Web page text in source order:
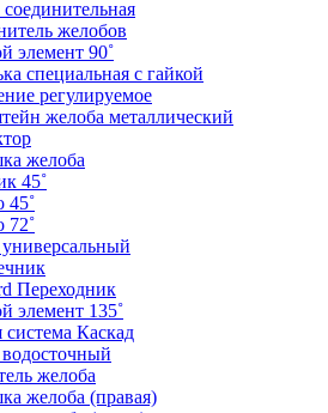
желобов
элемент 90˚
специальная с гайкой
регулируемое
желоба металлический
желоба
45˚
45˚
72˚
Переходник
элемент 135˚
система Каскад
желоба
желоба (правая)